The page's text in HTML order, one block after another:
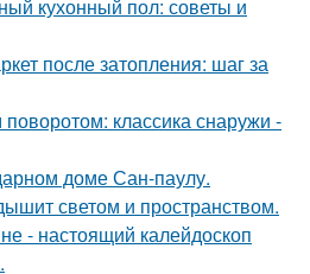
кухонный пол: советы и
после затопления: шаг за
классика снаружи -
доме Сан-паулу.
светом и пространством.
- настоящий калейдоскоп